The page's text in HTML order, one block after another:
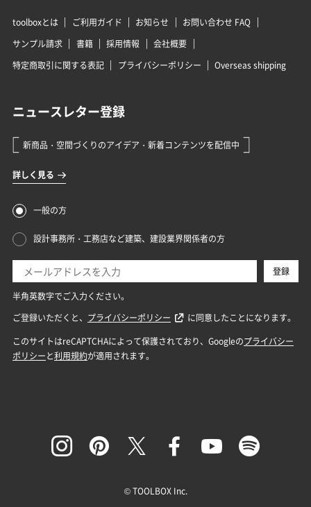
toolboxとは ご利用ガイド お知らせ
お問い合わせ FAQ
サンプル請求
書籍 採用情報
会社概要
特定商取引に関する表記
プライバシーポリシー Overseas shipping
© TOOLBOX Inc.